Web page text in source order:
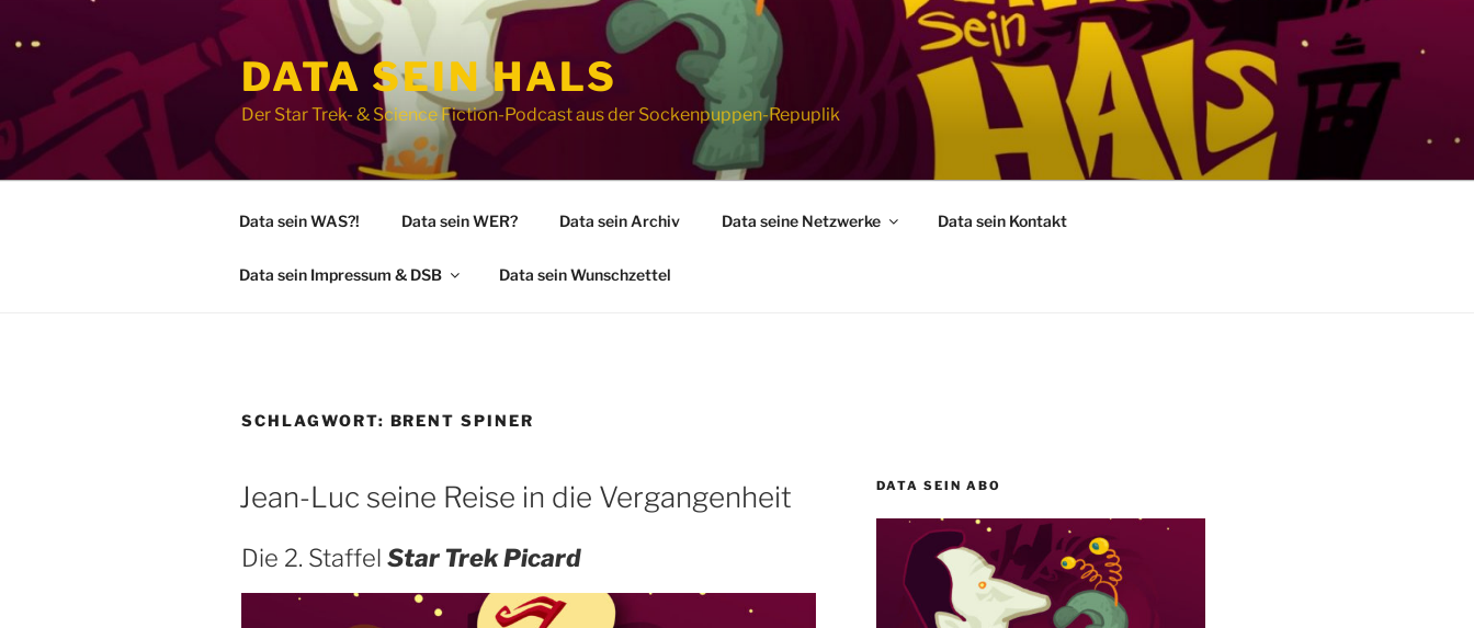
Inhalt
DATA SEIN HALS
Der Star Trek- & Science Fiction-Podcast aus der Sockenpuppen-Repuplik
Data sein WAS?! Data sein WER? Data sein Archiv Data seine Netzwerke Data sein Kontakt
Data sein Impressum & DSB Data sein Wunschzettel
SCHLAGWORT: BRENT SPINER
Jean-Luc seine Reise in die Vergangenheit
Die 2. Staffel Star Trek Picard
DATA SEIN ABO